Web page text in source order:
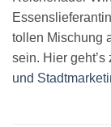
tollen Mischung
sein. Hier geht’s
und